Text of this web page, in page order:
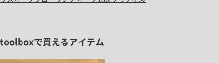
toolboxで買えるアイテム